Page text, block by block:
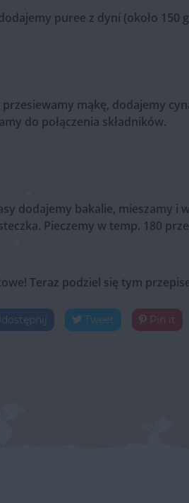
puree z dyni (około
mąkę, dodajemy
do połączenia składników.
dodajemy bakalie, mieszamy i
Pieczemy w temp. 180
Teraz podziel się tym
Tweet Pin it